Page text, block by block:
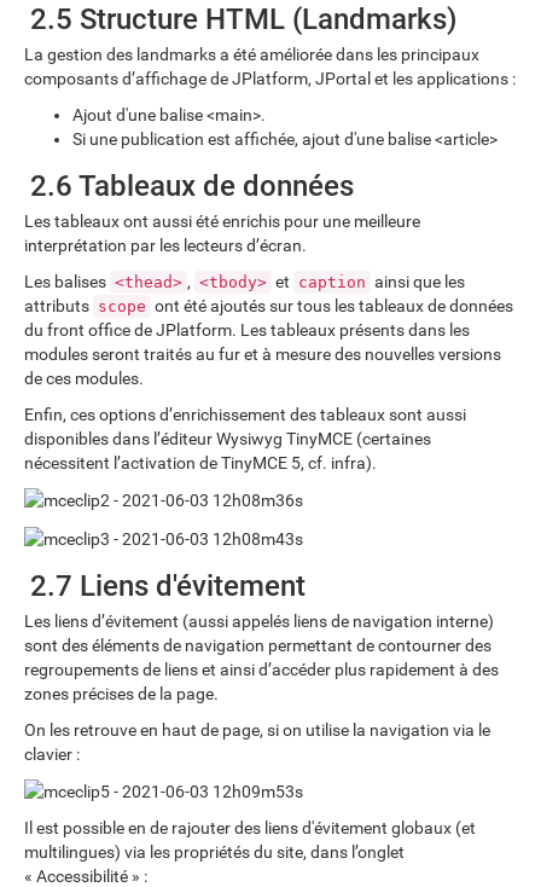
2.5 Structure HTML (Landmarks)
La gestion des landmarks a été améliorée dans les principaux
composants d’affichage de JPlatform, JPortal et les applications :
Ajout d'une balise <main>.
Si une publication est affichée, ajout d'une balise <article>
2.6 Tableaux de données
Les tableaux ont aussi été enrichis pour une meilleure
interprétation par les lecteurs d’écran.
Les balises <thead> , <tbody> et caption ainsi que les
attributs scope ont été ajoutés sur tous les tableaux de données
du front office de JPlatform. Les tableaux présents dans les
modules seront traités au fur et à mesure des nouvelles versions
de ces modules.
Enfin, ces options d’enrichissement des tableaux sont aussi
disponibles dans l’éditeur Wysiwyg TinyMCE (certaines
nécessitent l’activation de TinyMCE 5, cf. infra).
2.7 Liens d'évitement
Les liens d’évitement (aussi appelés liens de navigation interne)
sont des éléments de navigation permettant de contourner des
regroupements de liens et ainsi d’accéder plus rapidement à des
zones précises de la page.
On les retrouve en haut de page, si on utilise la navigation via le
clavier :
Il est possible en de rajouter des liens d'évitement globaux (et
multilingues) via les propriétés du site, dans l’onglet
« Accessibilité » :